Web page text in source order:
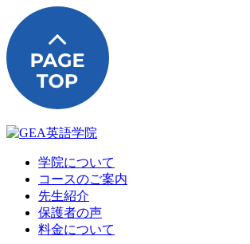
学院について
コースのご案内
先生紹介
保護者の声
料金について